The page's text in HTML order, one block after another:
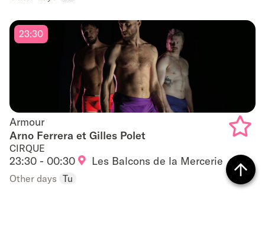
Armour
Armour
Arno Ferrera et Gilles Polet
CIRQUE
23:30 - 00:30 Les Balcons de la Mercerie
23:30
Other days Tu
Add
to